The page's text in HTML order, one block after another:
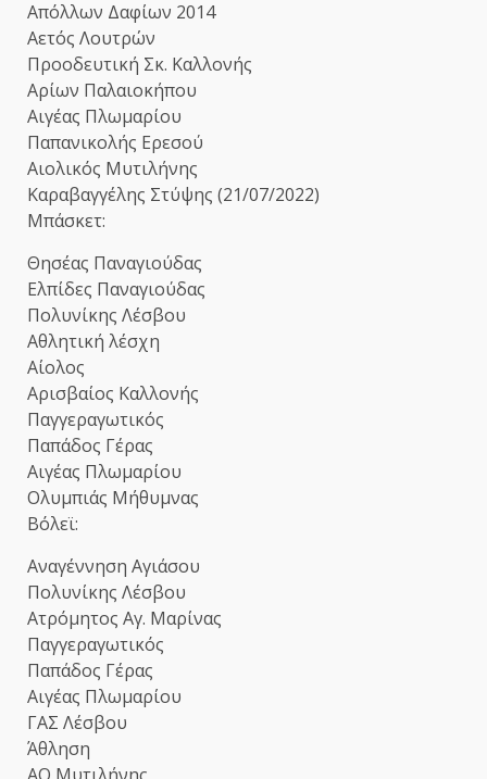
Απόλλων Δαφίων 2014
Αετός Λουτρών
Προοδευτική Σκ. Καλλονής
Αρίων Παλαιοκήπου
Αιγέας Πλωμαρίου
Παπανικολής Ερεσού
Αιολικός Μυτιλήνης
Καραβαγγέλης Στύψης (21/07/2022)
Μπάσκετ:
Θησέας Παναγιούδας
Ελπίδες Παναγιούδας
Πολυνίκης Λέσβου
Αθλητική λέσχη
Αίολος
Αρισβαίος Καλλονής
Παγγεραγωτικός
Παπάδος Γέρας
Αιγέας Πλωμαρίου
Ολυμπιάς Μήθυμνας
Βόλεϊ:
Αναγέννηση Αγιάσου
Πολυνίκης Λέσβου
Ατρόμητος Αγ. Μαρίνας
Παγγεραγωτικός
Παπάδος Γέρας
Αιγέας Πλωμαρίου
ΓΑΣ Λέσβου
Άθληση